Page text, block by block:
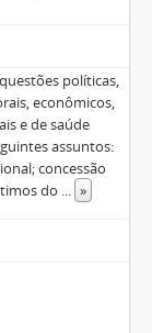
políticas,
econômicos,
e de saúde
assuntos:
concessão
do ... »